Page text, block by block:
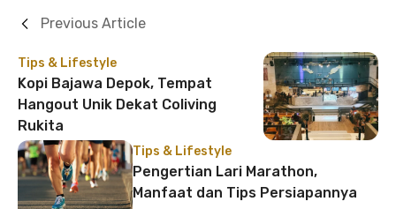
Tips & Lifestyle
Kopi Bajawa Depok, Tempat
Hangout Unik Dekat Coliving
Rukita
Previous Article
Tips & Lifestyle
Pengertian Lari Marathon,
Manfaat dan Tips Persiapannya